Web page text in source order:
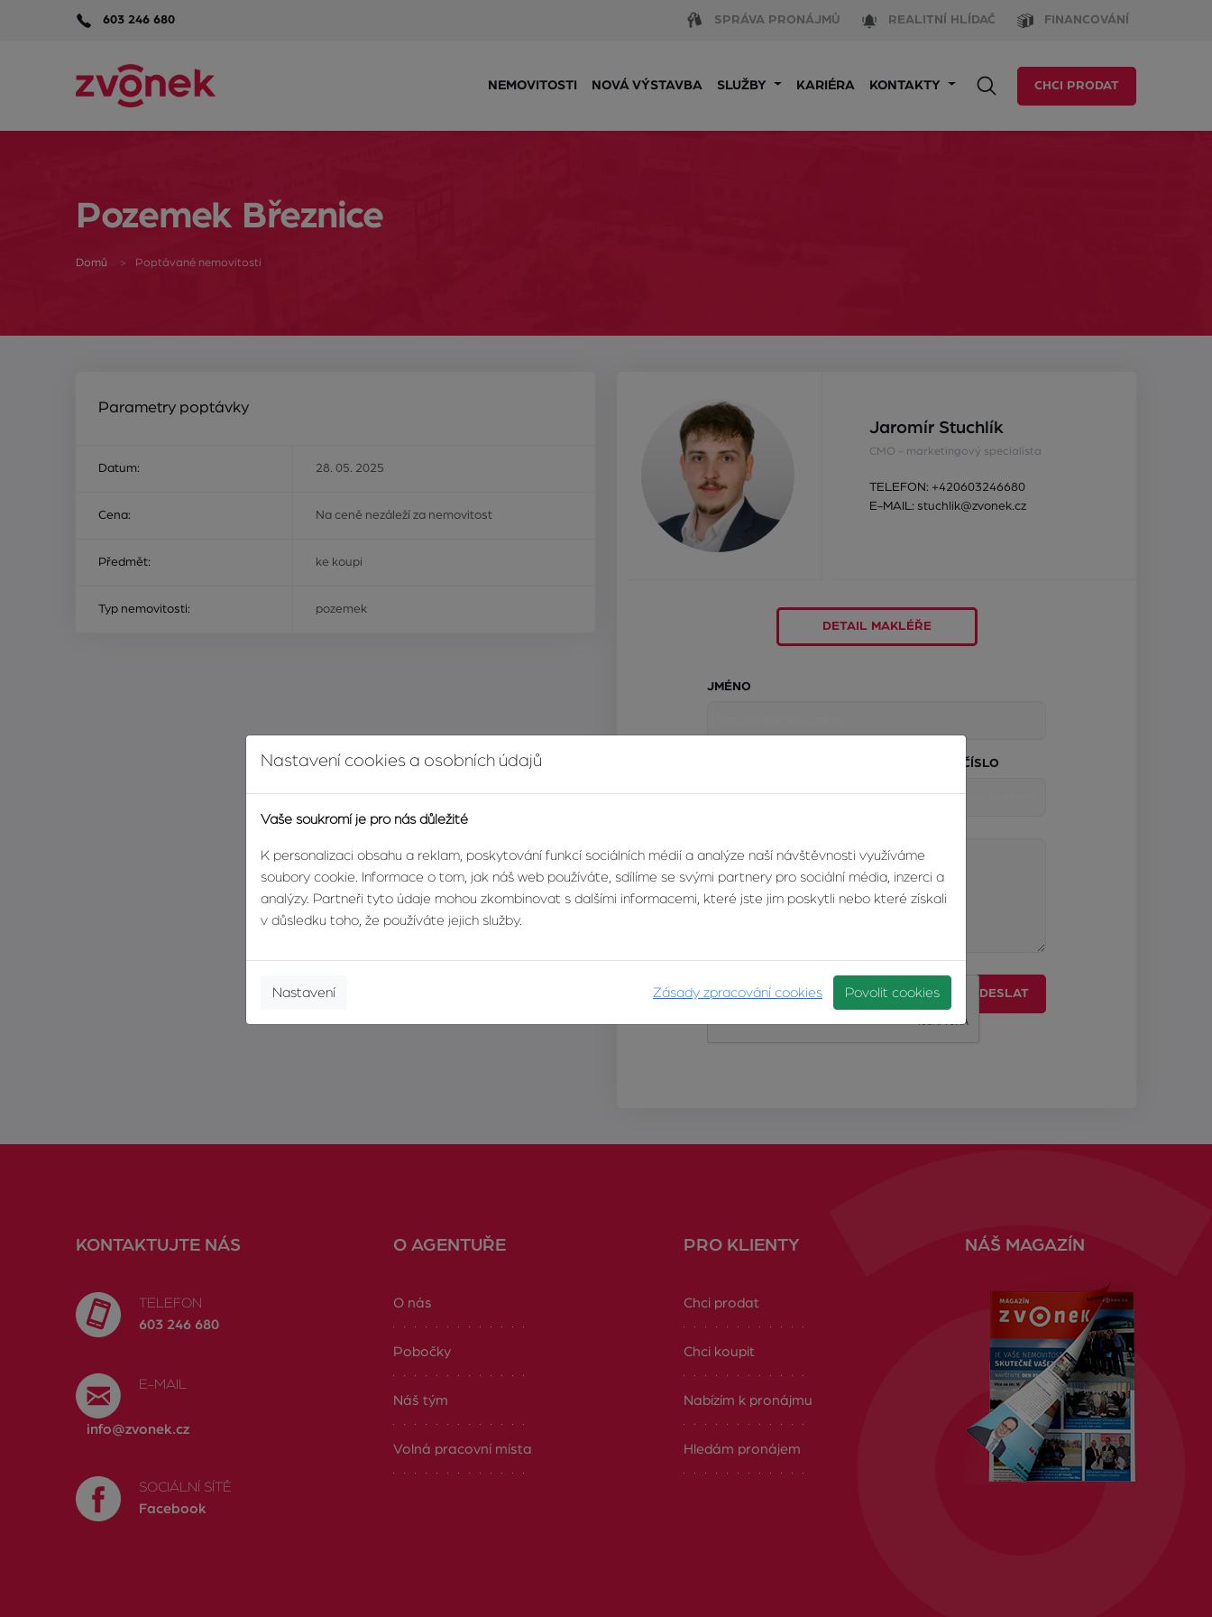
603 246 680 SPRÁVA PRONÁJMŮ REALITNÍ HLÍDAČ FINANCOVÁNÍ
NEMOVITOSTI NOVÁ VÝSTAVBA SLUŽBY KARIÉRA KONTAKTY CHCI PRODAT
Pozemek Březnice
Domů Poptávané nemovitosti
Parametry poptávky
Datum: 28. 05. 2025
Cena: Na ceně nezáleží za nemovitost
Předmět: ke koupi
Typ nemovitosti: pozemek
Jaromír Stuchlík
CMO - marketingový specialista
TELEFON: +420603246680
E-MAIL: stuchlik@zvonek.cz
DETAIL MAKLÉŘE
JMÉNO
TELEFONNÍ ČÍSLO
ODESLAT
KONTAKTUJTE NÁS
TELEFON
603 246 680
E-MAIL
info@zvonek.cz
SOCIÁLNÍ SÍTĚ
Facebook
O AGENTUŘE
O nás
Pobočky
Náš tým
Volná pracovní místa
PRO KLIENTY
Chci prodat
Chci koupit
Nabízím k pronájmu
Hledám pronájem
NÁŠ MAGAZÍN
Nastavení cookies a osobních údajů
Vaše soukromí je pro nás důležité
K personalizaci obsahu a reklam, poskytování funkcí sociálních médií a analýze naší návštěvnosti využíváme
soubory cookie. Informace o tom, jak náš web používáte, sdílíme se svými partnery pro sociální média, inzerci a
analýzy. Partneři tyto údaje mohou zkombinovat s dalšími informacemi, které jste jim poskytli nebo které získali
v důsledku toho, že používáte jejich služby.
Zásady zpracování cookies
Nastavení Povolit cookies